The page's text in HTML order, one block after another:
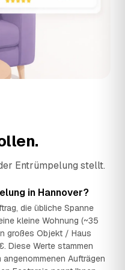
· ★ 5 (99)
· ★ 5 (67)
Hannover · ★ 5 (199)
STARK Dienstleistungen - Haushaltsauflösung & Entrümpelung Hannover
· ★ 4,9 (99)
›
UMZUG TAXXI - Umzugsunternehmen Hannover ›
Entrümpelung stellt.
in Hannover?
die übliche Spanne
kleine Wohnung (~35
großes Objekt / Haus
Diese Werte stammen
Aufträgen